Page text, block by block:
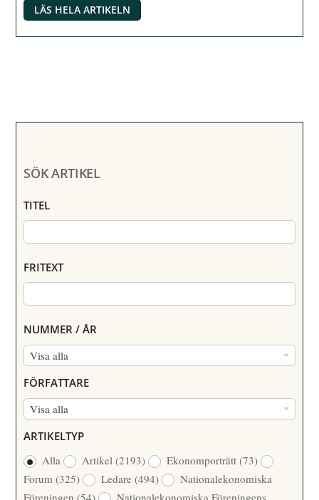
LÄS HELA ARTIKELN
SÖK ARTIKEL
TITEL
FRITEXT
NUMMER / ÅR
Visa alla
N
M
M
/
Å
FÖRFATTARE
Visa alla
R
F
A
ARTIKELTYP
Alla
Artikel(2193) Ekonomporträtt(73)
Forum(325) Ledare(494)
Nationalekonomiska
Föreningen(54)
Nationalekonomiska Föreningens